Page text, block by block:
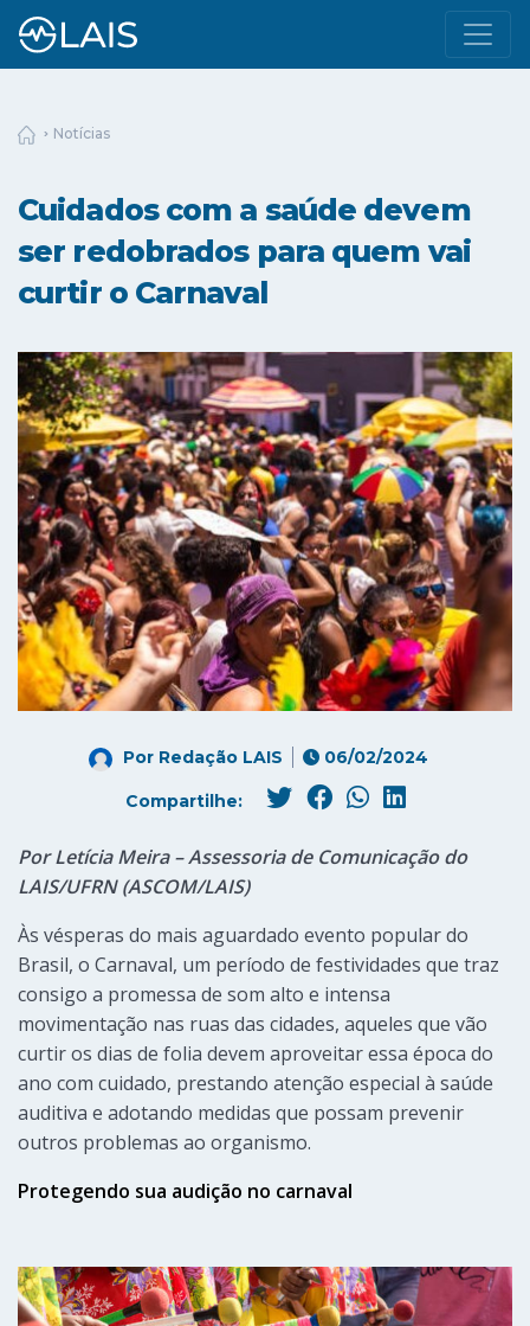
Notícias
Cuidados com a saúde devem
ser redobrados para quem vai
curtir o Carnaval
Por Redação LAIS 06/02/2024
Compartilhe:
Por Letícia Meira – Assessoria de Comunicação do
LAIS/UFRN (ASCOM/LAIS)
Às vésperas do mais aguardado evento popular do
Brasil, o Carnaval, um período de festividades que traz
consigo a promessa de som alto e intensa
movimentação nas ruas das cidades, aqueles que vão
curtir os dias de folia devem aproveitar essa época do
ano com cuidado, prestando atenção especial à saúde
auditiva e adotando medidas que possam prevenir
outros problemas ao organismo.
Protegendo sua audição no carnaval